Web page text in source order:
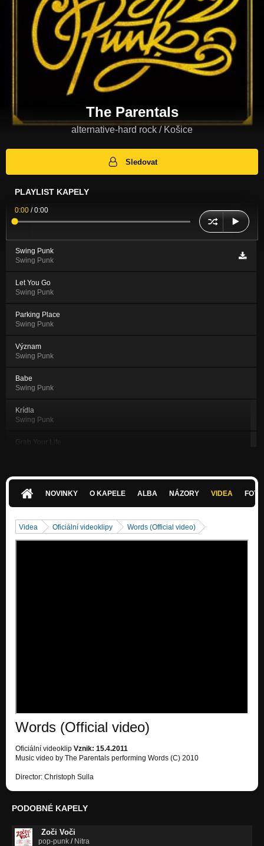
The Parentals
alternative-hard rock / Košice
Sledovat
PLAYLIST KAPELY
0:00 /0:00
Swing Punk
Swing Punk
Let You Go
Swing Punk
Parking Place
Swing Punk
Význam
Swing Punk
Babe
Swing Punk
Krídla
Swing Punk
Grab Your Life
Zlá
Tonight (acoustic)
Every Time (Nothing's changed)
Ocean Of Fate (Nothing's changed)
Set Me Free (Nothing's changed)
Nezařazeno
Nezařazeno
NOVINKY O KAPELE ALBA NÁZORY VIDEA
Videa Oficiální videoklipy Words (Official video)
Words (Official video)
Oficiální videoklip Vznik: 15.4.2011
Music video by The Parentals performing Words (C) 2010
Director: Christoph Sulla
PODOBNÉ KAPELY
Zoči Voči
pop-punk / Nitra